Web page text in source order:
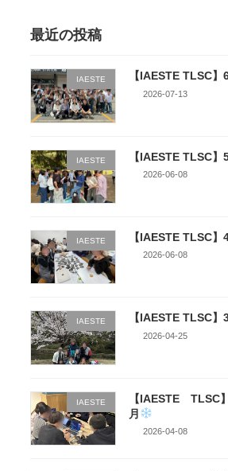
最近の投稿
IAESTE 【IAESTE TLSC】
2026-07-13
IAESTE 【IAESTE TLSC】
2026-06-08
IAESTE 【IAESTE TLSC】
2026-06-08
IAESTE 【IAESTE TLSC】
2026-04-25
IAESTE
【IAESTE TLSC
月
2026-04-08